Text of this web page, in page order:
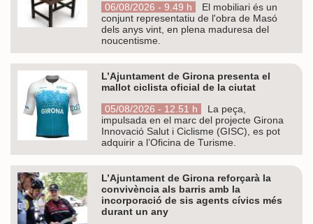
06/08/2026 - 9.49 h
El mobiliari és un
conjunt representatiu de l'obra de Masó
dels anys vint, en plena maduresa del
noucentisme.
L’Ajuntament de Girona presenta el
mallot ciclista oficial de la ciutat
05/08/2026 - 12.51 h
La peça,
impulsada en el marc del projecte Girona
Innovació Salut i Ciclisme (GISC), es pot
adquirir a l’Oficina de Turisme.
L’Ajuntament de Girona reforçarà la
convivència als barris amb la
incorporació de sis agents cívics més
durant un any